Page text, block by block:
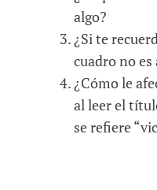
algo?
¿Si te
cuadro no
¿Cómo le
al leer el
se refiere